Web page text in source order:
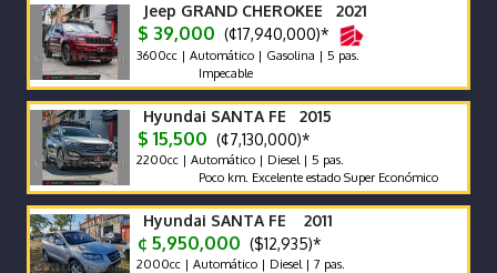
Jeep GRAND CHEROKEE 2021
$ 39,000 (¢17,940,000)*
3600cc | Automático | Gasolina | 5 pas.
Impecable
Hyundai SANTA FE 2015
$ 15,500 (¢7,130,000)*
2200cc | Automático | Diesel | 5 pas.
Poco km. Excelente estado Super Económico
Hyundai SANTA FE 2011
¢ 5,950,000 ($12,935)*
2000cc | Automático | Diesel | 7 pas.